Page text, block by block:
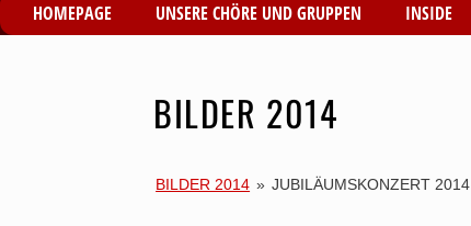
HOMEPAGE UNSERE CHÖRE UND GRUPPEN INSIDE
BILDER 2014
BILDER 2014 » JUBILÄUMSKONZERT 2014